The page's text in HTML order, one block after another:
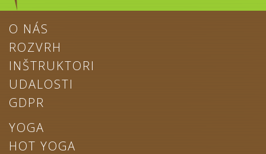
O NÁS
ROZVRH
INŠTRUKTORI
UDALOSTI
GDPR
YOGA
HOT YOGA